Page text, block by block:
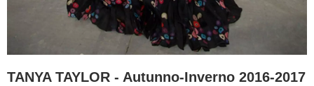
TANYA TAYLOR - Autunno-Inverno 2016-2017